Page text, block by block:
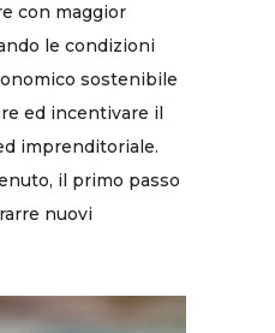
con maggior
le condizioni
sostenibile
ed incentivare il
imprenditoriale.
il primo passo
nuovi